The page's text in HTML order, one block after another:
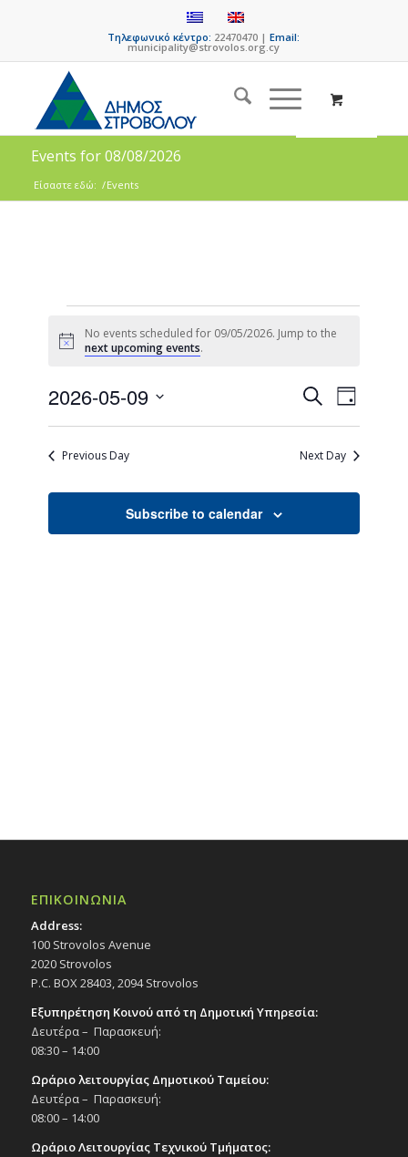
Τηλεφωνικό κέντρο: 22470470 |Email:
municipality@strovolos.org.cy
Events for 08/08/2026
Είσαστε εδώ: /Events
Notice
No events scheduled for 09/05/2026. Jump to the
next upcoming events.
Events
Search
and
SearchEvent
Views
Day
2026-05-09
Previous Day
Next Day
Subscribe to calendar
ΕΠΙΚΟΙΝΩΝΙΑ
Address:
100 Strovolos Avenue
2020 Strovolos
P.C. BOX 28403, 2094 Strovolos
Εξυπηρέτηση Κοινού από τη Δημοτική Υπηρεσία:
Δευτέρα – Παρασκευή:
08:30 – 14:00
Ωράριο λειτουργίας Δημοτικού Ταμείου:
Δευτέρα – Παρασκευή:
08:00 – 14:00
Ωράριο Λειτουργίας Τεχνικού Τμήματος: